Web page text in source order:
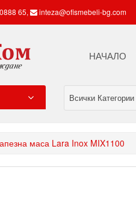
65, inteza@ofismebeli-bg.com
НАЧАЛО
Всички Категории
маса Lara Inox MIX1100